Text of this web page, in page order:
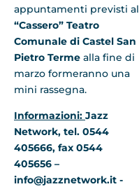
appuntamenti previsti al
“Cassero” Teatro
Comunale di Castel San
Pietro Terme alla fine di
marzo formeranno una
mini rassegna.
Informazioni: Jazz
Network, tel. 0544
405666, fax 0544
405656 –
info@jazznetwork.it -